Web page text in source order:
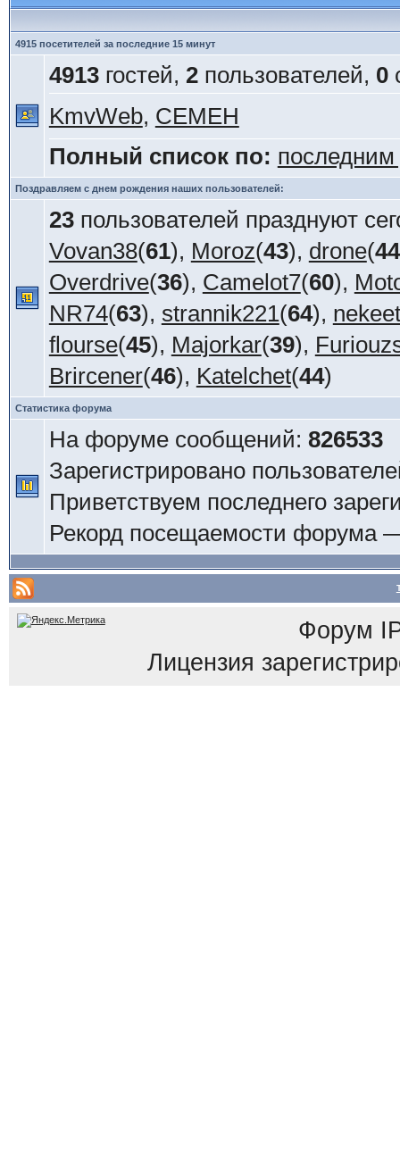
4915 посетителей за последние 15 минут
4913гостей, 2пользователей, 0
KmvWeb, СЕМЕН
Полный список по:
Поздравляем с днем рождения наших пользователей:
23пользователей празднуют
Vovan38(61), Moroz(43), drone(44
Overdrive(36), Camelot7(60),
NR74(63), strannik221(64), nekeet
flourse(45), Majorkar(39),
Brircener(46), Katelchet(44)
Статистика форума
На форуме сообщений: 826533
Зарегистрировано
Приветствуем последнего
Рекорд посещаемости форума
Форум
Лицензия